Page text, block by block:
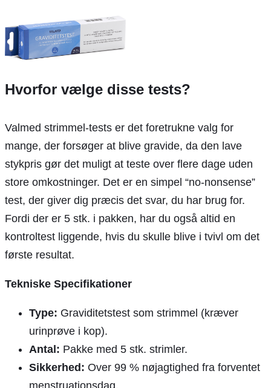
Hvorfor vælge disse tests?
Valmed strimmel-tests er det foretrukne valg for
mange, der forsøger at blive gravide, da den lave
stykpris gør det muligt at teste over flere dage uden
store omkostninger. Det er en simpel “no-nonsense”
test, der giver dig præcis det svar, du har brug for.
Fordi der er 5 stk. i pakken, har du også altid en
kontroltest liggende, hvis du skulle blive i tvivl om det
første resultat.
Tekniske Specifikationer
Type: Graviditetstest som strimmel (kræver
urinprøve i kop).
Antal: Pakke med 5 stk. strimler.
Sikkerhed: Over 99 % nøjagtighed fra forventet